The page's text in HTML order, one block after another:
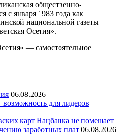
общественно-
с января 1983 года как
национальной газеты
Осетия».
— самостоятельное
06.08.2026
для лидеров
карт Нацбанка не помешает
заработных плат 06.08.2026